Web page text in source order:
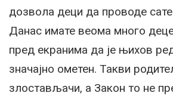
дозвола деци да проводе
Данас имате веома много
пред екранима да је њихов
значајно ометен. Такви
злостављачи, а Закон то не